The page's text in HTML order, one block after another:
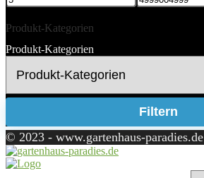
Produkt-Kategorien
Produkt-Kategorien
Filtern
© 2023 - www.gartenhaus-paradies.de